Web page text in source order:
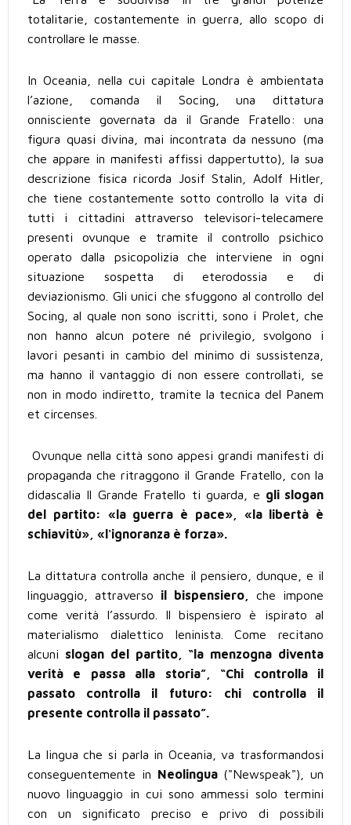
totalitarie, costantemente in guerra, allo scopo di
controllare le masse.
In Oceania, nella cui capitale Londra è ambientata
l’azione, comanda il Socing, una dittatura
onnisciente governata da il Grande Fratello: una
figura quasi divina, mai incontrata da nessuno (ma
che appare in manifesti affissi dappertutto), la sua
descrizione fisica ricorda Josif Stalin, Adolf Hitler,
che tiene costantemente sotto controllo la vita di
tutti i cittadini attraverso televisori-telecamere
presenti ovunque e tramite il controllo psichico
operato dalla psicopolizia che interviene in ogni
situazione sospetta di eterodossia e di
deviazionismo. Gli unici che sfuggono al controllo del
Socing, al quale non sono iscritti, sono i Prolet, che
non hanno alcun potere né privilegio, svolgono i
lavori pesanti in cambio del minimo di sussistenza,
ma hanno il vantaggio di non essere controllati, se
non in modo indiretto, tramite la tecnica del Panem
et circenses.
Ovunque nella città sono appesi grandi manifesti di
propaganda che ritraggono il Grande Fratello, con la
didascalia Il Grande Fratello ti guarda, e gli slogan
del partito: «la guerra è pace», «la libertà è
schiavitù», «l'ignoranza è forza».
La dittatura controlla anche il pensiero, dunque, e il
linguaggio, attraverso il bispensiero,
che impone
come verità l’assurdo. Il bispensiero è ispirato al
materialismo dialettico leninista. Come recitano
alcuni slogan del partito, “la menzogna diventa
verità e passa alla storia”, “Chi controlla il
passato controlla il futuro: chi controlla il
presente controlla il passato”.
La lingua che si parla in Oceania, va trasformandosi
conseguentemente in Neolingua ("Newspeak"), un
nuovo linguaggio in cui sono ammessi solo termini
con un significato preciso e privo di possibili